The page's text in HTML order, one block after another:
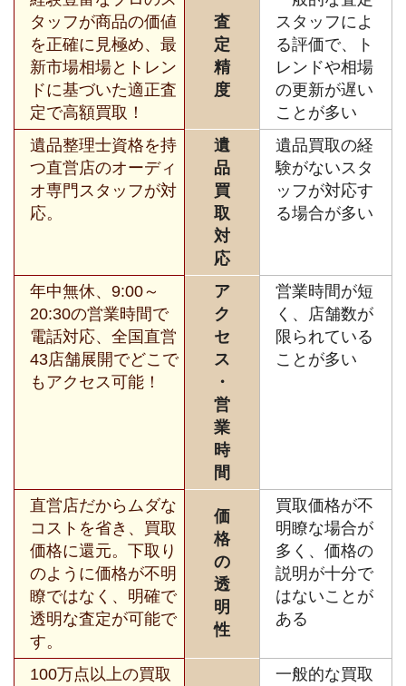
タッフが商品の価値
を正確に見極め、最
新市場相場とトレン
ドに基づいた適正査
定で高額買取！
査
定
精
度
スタッフによ
る評価で、ト
レンドや相場
の更新が遅い
ことが多い
遺品整理士資格を持
つ直営店のオーディ
オ専門スタッフが対
応。
遺
品
買
取
対
応
遺品買取の経
験がないスタ
ッフが対応す
る場合が多い
年中無休、9:00～
20:30の営業時間で
電話対応、全国直営
43店舗展開でどこで
もアクセス可能！
ア
ク
セ
ス
・
営
業
時
間
営業時間が短
く、店舗数が
限られている
ことが多い
直営店だからムダな
コストを省き、買取
価格に還元。下取り
のように価格が不明
瞭ではなく、明確で
透明な査定が可能で
す。
価
格
の
透
明
性
買取価格が不
明瞭な場合が
多く、価格の
説明が十分で
はないことが
ある
100万点以上の買取
一般的な買取